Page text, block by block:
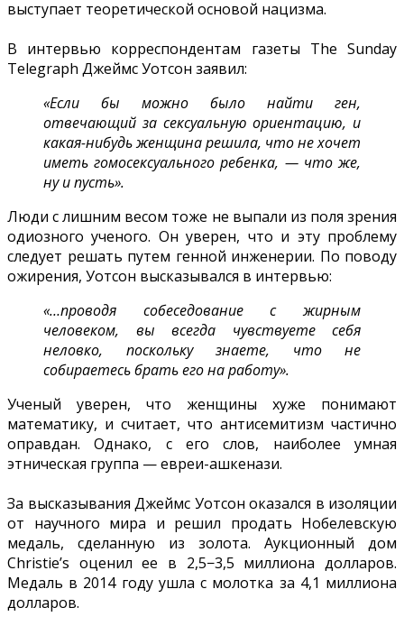
выступает теоретической основой нацизма.
В интервью корреспондентам газеты The Sunday
Telegraph Джеймс Уотсон заявил:
«Если бы можно было найти ген,
отвечающий за сексуальную ориентацию, и
какая-нибудь женщина решила, что не хочет
иметь гомосексуального ребенка, — что же,
ну и пусть».
Люди с лишним весом тоже не выпали из поля зрения
одиозного ученого. Он уверен, что и эту проблему
следует решать путем генной инженерии. По поводу
ожирения, Уотсон высказывался в интервью:
«…проводя собеседование с жирным
человеком, вы всегда чувствуете себя
неловко, поскольку знаете, что не
собираетесь брать его на работу».
Ученый уверен, что женщины хуже понимают
математику, и считает, что антисемитизм частично
оправдан. Однако, с его слов, наиболее умная
этническая группа — евреи-ашкенази.
За высказывания Джеймс Уотсон оказался в изоляции
от научного мира и решил продать Нобелевскую
медаль, сделанную из золота. Аукционный дом
Christie’s оценил ее в 2,5−3,5 миллиона долларов.
Медаль в 2014 году ушла с молотка за 4,1 миллиона
долларов.